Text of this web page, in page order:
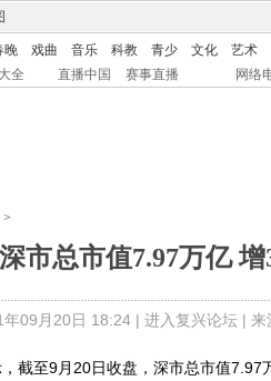
晚 戏曲 音乐 科教 青少 文化
艺术
全 直播中国 赛事直播 网络
>
市总市值7.97万亿 增
年09月20日 18:24 | 进入复兴论坛| 来
至9月20日收盘，深市总市值7.97